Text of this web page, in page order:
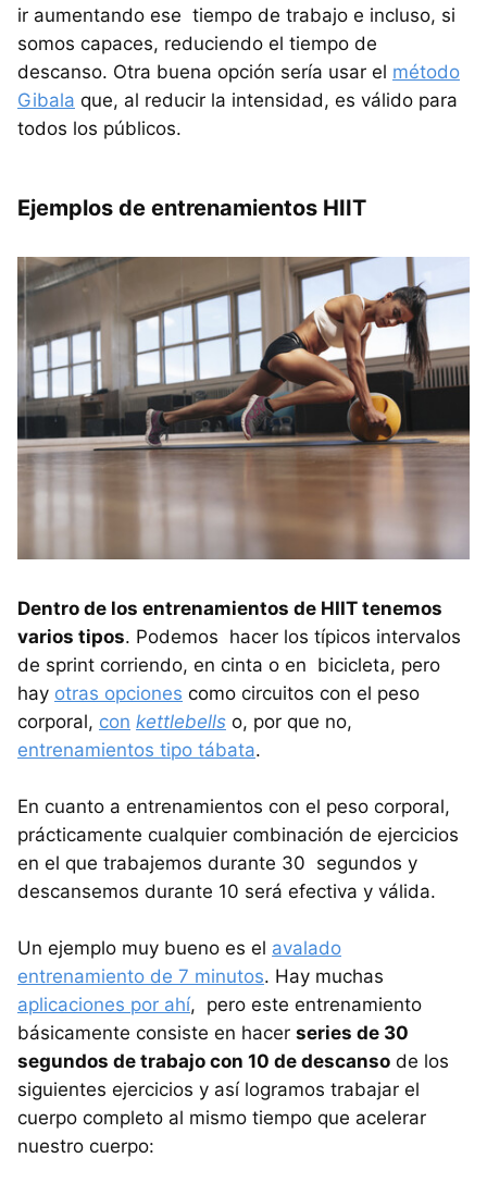
ir aumentando ese tiempo de trabajo e incluso, si
somos capaces, reduciendo el tiempo de
descanso. Otra buena opción sería usar el método
Gibala que, al reducir la intensidad, es válido para
todos los públicos.
Ejemplos de entrenamientos HIIT
Dentro de los entrenamientos de HIIT tenemos
varios tipos. Podemos hacer los típicos intervalos
de sprint corriendo, en cinta o en bicicleta, pero
hay otras opciones como circuitos con el peso
corporal, con kettlebells o, por que no,
entrenamientos tipo tábata.
En cuanto a entrenamientos con el peso corporal,
prácticamente cualquier combinación de ejercicios
en el que trabajemos durante 30 segundos y
descansemos durante 10 será efectiva y válida.
Un ejemplo muy bueno es el avalado
entrenamiento de 7 minutos. Hay muchas
aplicaciones por ahí, pero este entrenamiento
básicamente consiste en hacer series de 30
segundos de trabajo con 10 de descanso de los
siguientes ejercicios y así logramos trabajar el
cuerpo completo al mismo tiempo que acelerar
nuestro cuerpo: